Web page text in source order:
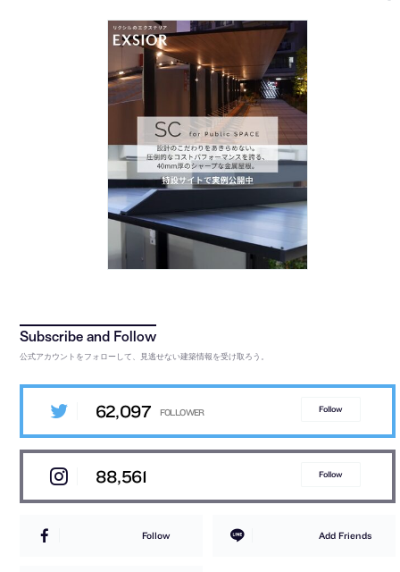
公式アカウントをフォローして、見逃せない建築情報を受け取ろう。
62,097 Follow
88,561 Follow
Follow Add Friends